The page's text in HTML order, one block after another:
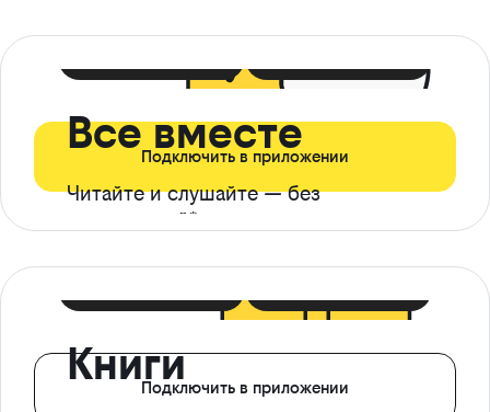
Все вместе
Читайте и слушайте — без
ограничений*
Подключить в приложении
КнигиПодключить в приложении